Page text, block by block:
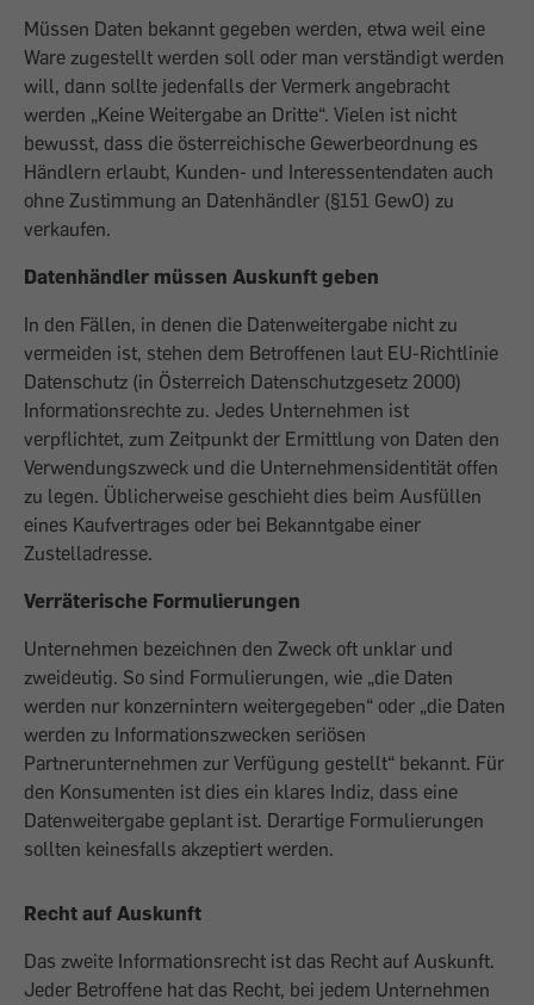
Müssen Daten bekannt gegeben werden, etwa weil eine
Ware zugestellt werden soll oder man verständigt werden
will, dann sollte jedenfalls der Vermerk angebracht
werden „Keine Weitergabe an Dritte“. Vielen ist nicht
bewusst, dass die österreichische Gewerbeordnung es
Händlern erlaubt, Kunden- und Interessentendaten auch
ohne Zustimmung an Datenhändler (§151 GewO) zu
verkaufen.
Datenhändler müssen Auskunft geben
In den Fällen, in denen die Datenweitergabe nicht zu
vermeiden ist, stehen dem Betroffenen laut EU-Richtlinie
Datenschutz (in Österreich Datenschutzgesetz 2000)
Informationsrechte zu. Jedes Unternehmen ist
verpflichtet, zum Zeitpunkt der Ermittlung von Daten den
Verwendungszweck und die Unternehmensidentität offen
zu legen. Üblicherweise geschieht dies beim Ausfüllen
eines Kaufvertrages oder bei Bekanntgabe einer
Zustelladresse.
Verräterische Formulierungen
Unternehmen bezeichnen den Zweck oft unklar und
zweideutig. So sind Formulierungen, wie „die Daten
werden nur konzernintern weitergegeben“ oder „die Daten
werden zu Informationszwecken seriösen
Partnerunternehmen zur Verfügung gestellt“ bekannt. Für
den Konsumenten ist dies ein klares Indiz, dass eine
Datenweitergabe geplant ist. Derartige Formulierungen
sollten keinesfalls akzeptiert werden.
Recht auf Auskunft
Das zweite Informationsrecht ist das Recht auf Auskunft.
Jeder Betroffene hat das Recht, bei jedem Unternehmen